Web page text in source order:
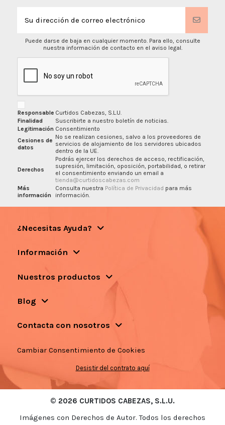
Puede darse de baja en cualquier momento. Para ello, consulte
nuestra información de contacto en el aviso legal.
Responsable Curtidos Cabezas, S.L.U.
Finalidad
Suscribirte a nuestro boletín de noticias.
Legitimación Consentimiento
Cesiones de
datos
No se realizan cesiones, salvo a los proveedores de
servicios de alojamiento de los servidores ubicados
dentro de la UE.
Derechos
Podrás ejercer los derechos de acceso, rectificación,
supresión, limitación, oposición, portabilidad, o retirar
el consentimiento enviando un email a
tienda@curtidoscabezas.com
Más
información
Consulta nuestra Política de Privacidad para más
información.
¿Necesitas Ayuda?
Información
Nuestros productos
Blog
Contacta con nosotros
Cambiar Consentimiento de Cookies
Desistir del contrato aquí
© 2026 CURTIDOS CABEZAS, S.L.U.
Imágenes con Derechos de Autor. Todos los derechos